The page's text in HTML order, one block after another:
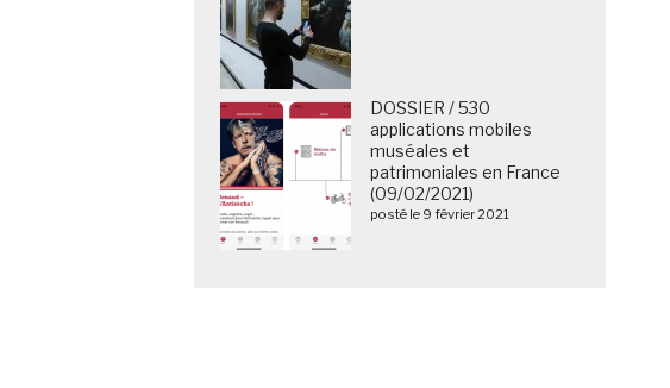
DOSSIER / 530
applications mobiles
muséales et
patrimoniales en France
(09/02/2021)
posté le 9 février 2021